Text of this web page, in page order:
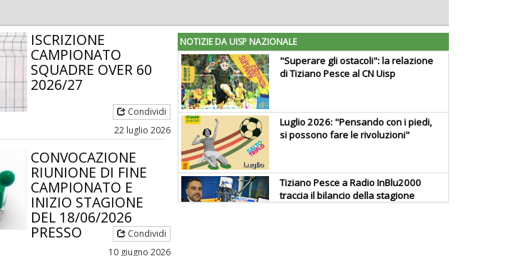
ISCRIZIONE
CAMPIONATO
SQUADRE OVER 60
2026/27
Condividi
22 luglio 2026
CONVOCAZIONE
RIUNIONE DI FINE
CAMPIONATO E
INIZIO STAGIONE
DEL 18/06/2026
PRESSO
Condividi
10 giugno 2026
NOTIZIE DA UISP NAZIONALE
"Superare gli ostacoli": la relazione
di Tiziano Pesce al CN Uisp
Luglio 2026: "Pensando con i piedi,
si possono fare le rivoluzioni"
Tiziano Pesce a Radio InBlu2000
traccia il bilancio della stagione